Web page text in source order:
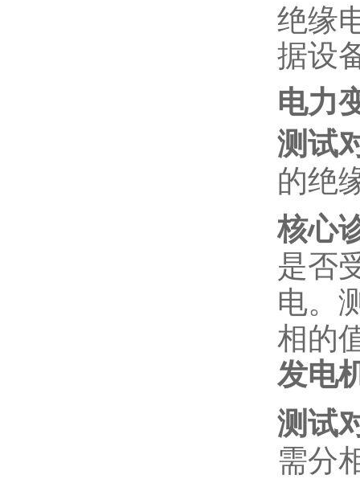
绝缘
据设
电力
测试
的绝
核心
是否
电。
相的
发电
测试
需分